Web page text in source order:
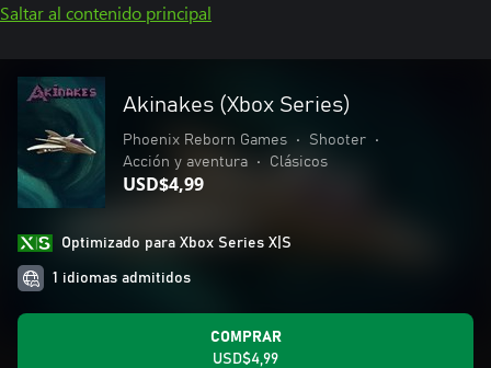
Saltar al contenido principal
Akinakes (Xbox Series)
Phoenix Reborn Games • Shooter
•
Acción y aventura
• Clásicos
USD$4,99
Optimizado para Xbox Series X|S
1 idiomas admitidos
COMPRAR
USD$4,99